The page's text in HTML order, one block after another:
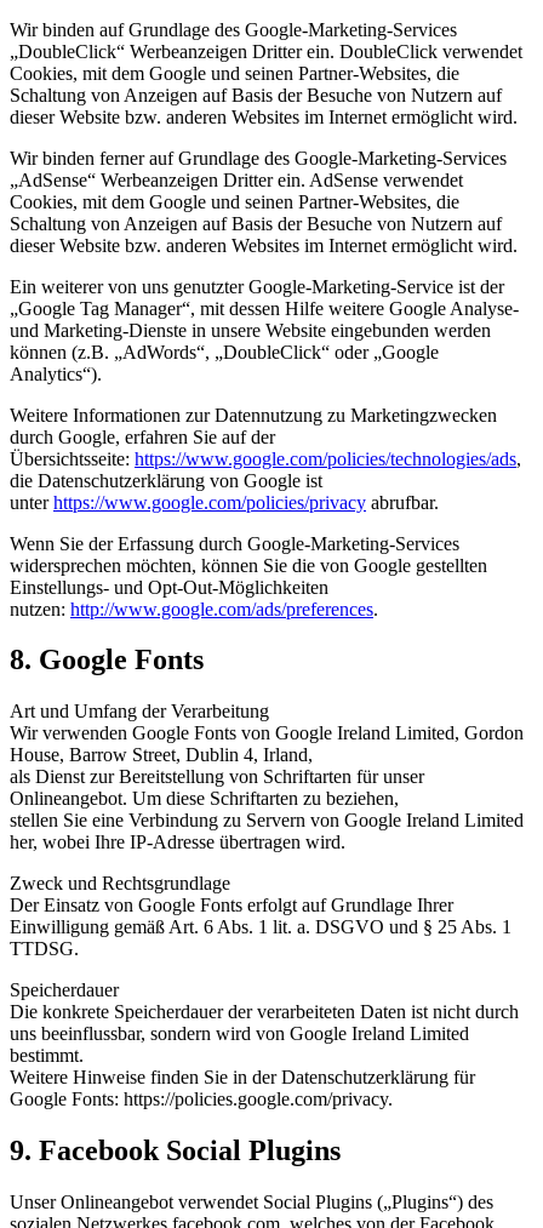
Wir binden auf Grundlage des Google-Marketing-Services
„DoubleClick“ Werbeanzeigen Dritter ein. DoubleClick verwendet
Cookies, mit dem Google und seinen Partner-Websites, die
Schaltung von Anzeigen auf Basis der Besuche von Nutzern auf
dieser Website bzw. anderen Websites im Internet ermöglicht wird.
Wir binden ferner auf Grundlage des Google-Marketing-Services
„AdSense“ Werbeanzeigen Dritter ein. AdSense verwendet
Cookies, mit dem Google und seinen Partner-Websites, die
Schaltung von Anzeigen auf Basis der Besuche von Nutzern auf
dieser Website bzw. anderen Websites im Internet ermöglicht wird.
Ein weiterer von uns genutzter Google-Marketing-Service ist der
„Google Tag Manager“, mit dessen Hilfe weitere Google Analyse-
und Marketing-Dienste in unsere Website eingebunden werden
können (z.B. „AdWords“, „DoubleClick“ oder „Google
Analytics“).
Weitere Informationen zur Datennutzung zu Marketingzwecken
durch Google, erfahren Sie auf der
Übersichtsseite: https://www.google.com/policies/technologies/ads,
die Datenschutzerklärung von Google ist
unterhttps://www.google.com/policies/privacy abrufbar.
Wenn Sie der Erfassung durch Google-Marketing-Services
widersprechen möchten, können Sie die von Google gestellten
Einstellungs- und Opt-Out-Möglichkeiten
nutzen: http://www.google.com/ads/preferences.
8. Google Fonts
Art und Umfang der Verarbeitung
Wir verwenden Google Fonts von Google Ireland Limited, Gordon
House, Barrow Street, Dublin 4, Irland,
als Dienst zur Bereitstellung von Schriftarten für unser
Onlineangebot. Um diese Schriftarten zu beziehen,
stellen Sie eine Verbindung zu Servern von Google Ireland Limited
her, wobei Ihre IP-Adresse übertragen wird.
Zweck und Rechtsgrundlage
Der Einsatz von Google Fonts erfolgt auf Grundlage Ihrer
Einwilligung gemäß Art. 6 Abs. 1 lit. a. DSGVO und § 25 Abs. 1
TTDSG.
Speicherdauer
Die konkrete Speicherdauer der verarbeiteten Daten ist nicht durch
uns beeinflussbar, sondern wird von Google Ireland Limited
bestimmt.
Weitere Hinweise finden Sie in der Datenschutzerklärung für
Google Fonts: https://policies.google.com/privacy.
9. Facebook Social Plugins
Unser Onlineangebot verwendet Social Plugins („Plugins“) des